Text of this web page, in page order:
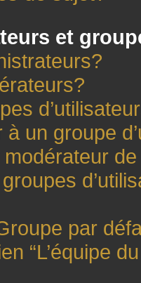
et
un groupe
par
“L’équipe